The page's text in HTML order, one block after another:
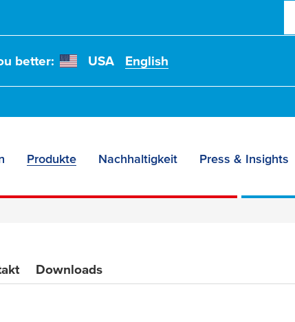
better: USA English
Produkte Nachhaltigkeit Press & Insights
–
Downloads